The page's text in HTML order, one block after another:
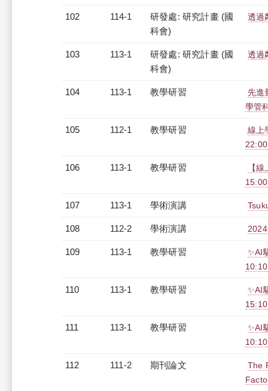
102 114-1
研發處: 研究計畫 (國
科會)
透過
103 113-1
研發處: 研究計畫 (國
科會)
透過
104 113-1 教學研習
先進
學管
105 112-1 教學研習
線上
106 113-1 教學研習
【
107 113-1 學術演講
108 112-2 學術演講
109 113-1 教學研習
✨AI
110 113-1 教學研習
✨AI
111 113-1 教學研習
✨AI
112 111-2 期刊論文
The